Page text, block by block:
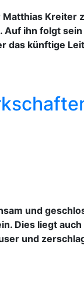
Kreiter
ihn folgt
das künftige
und
Dies liegt
und